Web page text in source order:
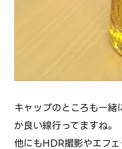
キャップのところも一緒
か良い線行ってますね。
他にもHDR撮影やエフ